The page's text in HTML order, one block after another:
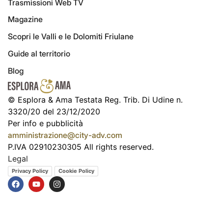
Trasmissioni Web TV
Magazine
Scopri le Valli e le Dolomiti Friulane
Guide al territorio
Blog
© Esplora & Ama Testata Reg. Trib. Di Udine n.
3320/20 del 23/12/2020
Per info e pubblicità
amministrazione@city-adv.com
P.IVA 02910230305 All rights reserved.
Legal
Privacy Policy Cookie Policy